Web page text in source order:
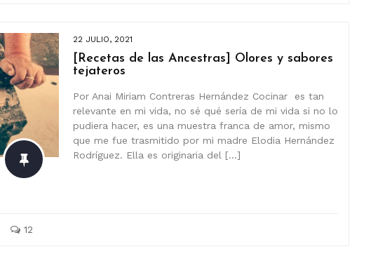
22 JULIO, 2021
[Recetas de las Ancestras] Olores y sabores
tejateros
Por Anai Miriam Contreras Hernández Cocinar es tan
relevante en mi vida, no sé qué sería de mi vida si no lo
pudiera hacer, es una muestra franca de amor, mismo
que me fue trasmitido por mi madre Elodia Hernández
Rodríguez. Ella es originaria del […]
12